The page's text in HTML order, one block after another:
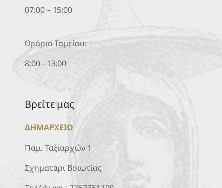
07:00 – 15:00
Ωράριο Ταμείου:
8:00 - 13:00
Βρείτε μας
ΔΗΜΑΡΧΕΙΟ
Παμ. Ταξιαρχών 1
Σχηματάρι Βοιωτίας